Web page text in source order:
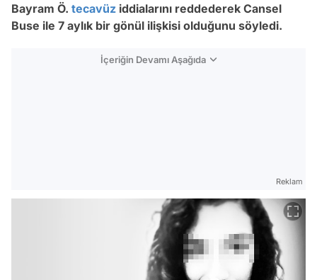
Bayram Ö. tecavüz iddialarını reddederek Cansel
Buse ile 7 aylık bir gönül ilişkisi olduğunu söyledi.
İçeriğin Devamı Aşağıda
Reklam